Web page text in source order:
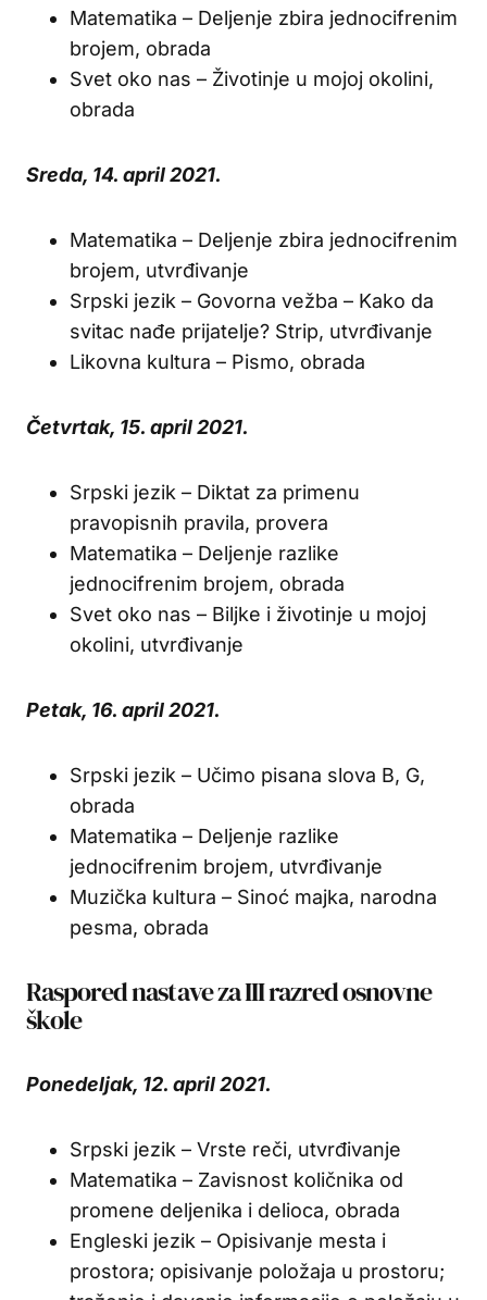
Matematika – Deljenje zbira jednocifrenim
brojem, obrada
Svet oko nas – Životinje u mojoj okolini,
obrada
Sreda, 14. april 2021.
Matematika – Deljenje zbira jednocifrenim
brojem, utvrđivanje
Srpski jezik – Govorna vežba – Kako da
svitac nađe prijatelje? Strip, utvrđivanje
Likovna kultura – Pismo, obrada
Četvrtak, 15. april 2021.
Srpski jezik – Diktat za primenu
pravopisnih pravila, provera
Matematika – Deljenje razlike
jednocifrenim brojem, obrada
Svet oko nas – Biljke i životinje u mojoj
okolini, utvrđivanje
Petak, 16. april 2021.
Srpski jezik – Učimo pisana slova B, G,
obrada
Matematika – Deljenje razlike
jednocifrenim brojem, utvrđivanje
Muzička kultura – Sinoć majka, narodna
pesma, obrada
Raspored nastave za III razred osnovne
škole
Ponedeljak, 12. april 2021.
Srpski jezik – Vrste reči, utvrđivanje
Matematika – Zavisnost količnika od
promene deljenika i delioca, obrada
Engleski jezik – Opisivanje mesta i
prostora; opisivanje položaja u prostoru;